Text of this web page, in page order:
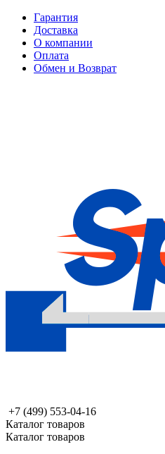
Гарантия
Доставка
О компании
Оплата
Обмен и Возврат
+7 (499) 553-04-16
Каталог товаров
Каталог товаров